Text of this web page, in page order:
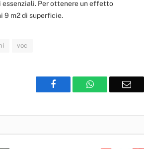
Per ottenere un effetto
9 m2 di superficie.
voc
Facebook WhatsAppEmail